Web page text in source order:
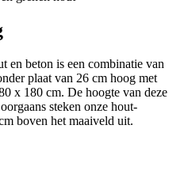
en beton is een combinatie van
plaat van 26 cm hoog met
x 180 cm. De hoogte van deze
steken onze hout-
boven het maaiveld uit.